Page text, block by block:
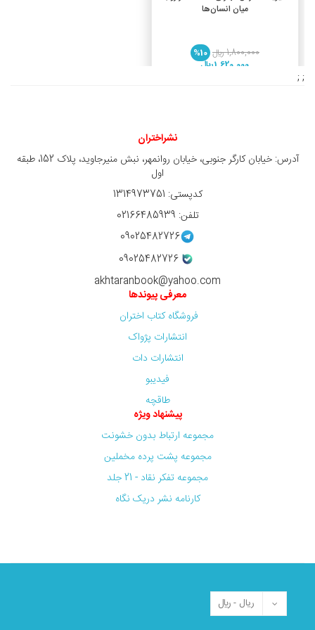
میان انسان‌ها
1,800,000 ريال
%10
1,620,000 ريال
; ;
نشراختران
آدرس: خیابان کارگر جنوبی، خیابان روانمهر، نبش منیرجاوید، پلاک 152، طبقه
اول
کدپستی: 1314973751
تلفن: 02166485939
09025482726
09025482726
akhtaranbook@yahoo.com
معرفی پیوندها
فروشگاه کتاب اختران
انتشارات پژواک
انتشارات دات
فیدیبو
طاقچه
پیشنهاد ویژه
مجموعه ارتباط بدون خشونت
مجموعه پشت پرده مخملین
مجموعه تفکر نقاد - 21 جلد
کارنامه نشر دریک نگاه